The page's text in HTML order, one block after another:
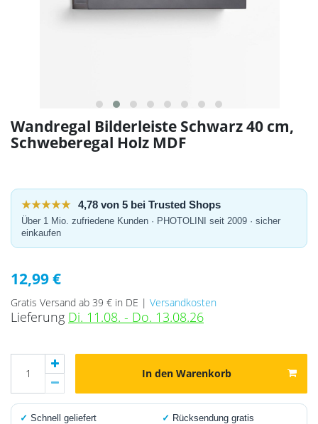
Wandregal Bilderleiste Schwarz 40 cm,
Schweberegal Holz MDF
★★★★★ 4,78 von 5 bei Trusted Shops
Über 1 Mio. zufriedene Kunden · PHOTOLINI seit 2009 · sicher
einkaufen
12,99 €
Gratis Versand ab 39 € in DE | Versandkosten
Lieferung Di. 11.08. - Do. 13.08.26
In den Warenkorb
✓ Schnell geliefert ✓ Rücksendung gratis